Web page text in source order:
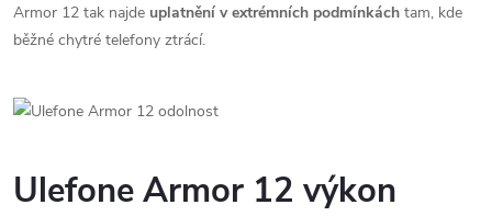
Armor 12 tak najde uplatnění v extrémních podmínkách tam, kde
běžné chytré telefony ztrácí.
Ulefone Armor 12 výkon